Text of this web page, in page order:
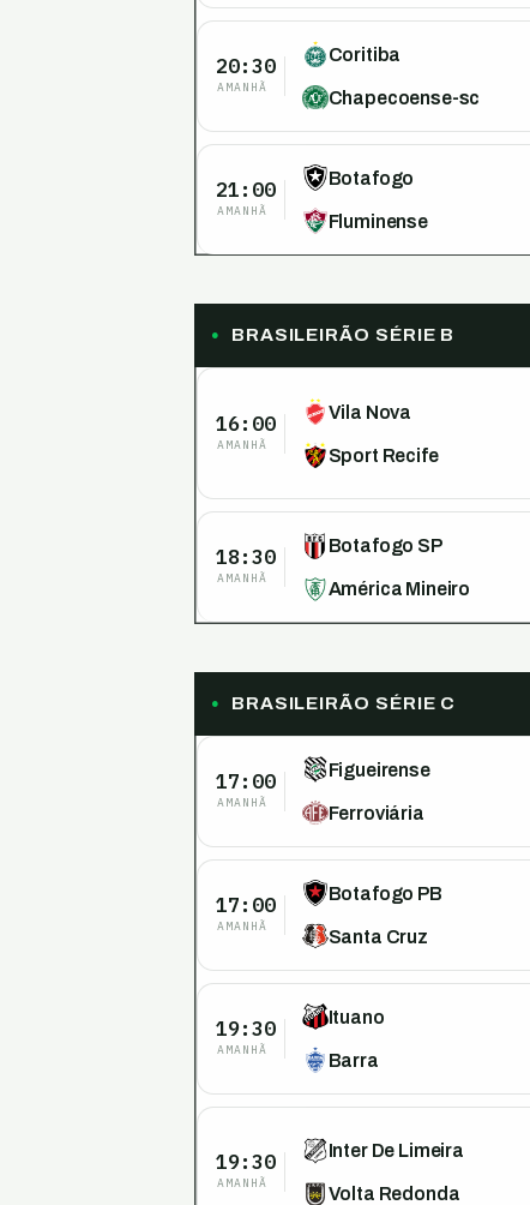
20:30
AMANHÃ
Coritiba
Chapecoense-sc
21:00
AMANHÃ
Botafogo
Fluminense
BRASILEIRÃO SÉRIE B
16:00
AMANHÃ
Vila Nova
Sport Recife
18:30
AMANHÃ
Botafogo SP
América Mineiro
BRASILEIRÃO SÉRIE C
17:00
AMANHÃ
Figueirense
Ferroviária
17:00
AMANHÃ
Botafogo PB
Santa Cruz
19:30
AMANHÃ
Ituano
Barra
19:30
AMANHÃ
Inter De Limeira
Volta Redonda